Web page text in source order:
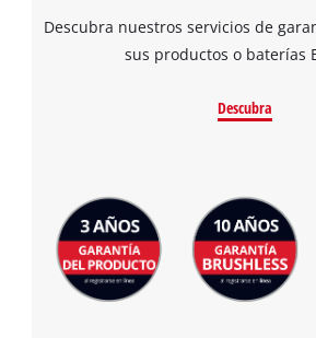
Descubra nuestros servicios de
sus productos o baterías
Descubra